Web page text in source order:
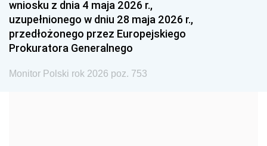
1984 1983
1981 1980 1979
1978 1977
1975 1974
wniosku z dnia 4 maja 2026 r.,
uzupełnionego w dniu 28 maja 2026 r.,
przedłożonego przez Europejskiego
Prokuratora Generalnego
Monitor Polski rok 2026 poz. 753